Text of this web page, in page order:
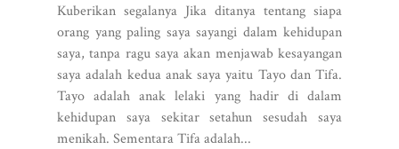
Kuberikan segalanya Jika ditanya tentang siapa
orang yang paling saya sayangi dalam kehidupan
saya, tanpa ragu saya akan menjawab kesayangan
saya adalah kedua anak saya yaitu Tayo dan Tifa.
Tayo adalah anak lelaki yang hadir di dalam
kehidupan saya sekitar setahun sesudah saya
menikah. Sementara Tifa adalah...